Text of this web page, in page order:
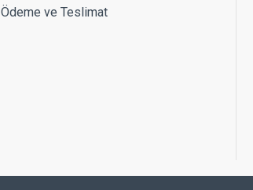
Ödeme ve Teslimat